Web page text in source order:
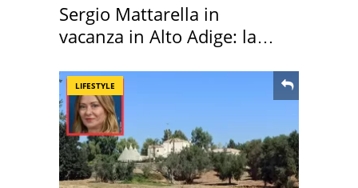
Sergio Mattarella in
vacanza in Alto Adige: la
LIFESTYLE